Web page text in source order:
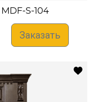
MDF-S-104
Заказать